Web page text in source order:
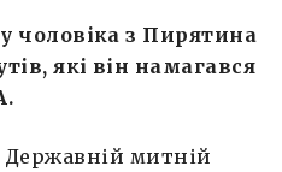
з Пирятина
які він намагався
Державній митній